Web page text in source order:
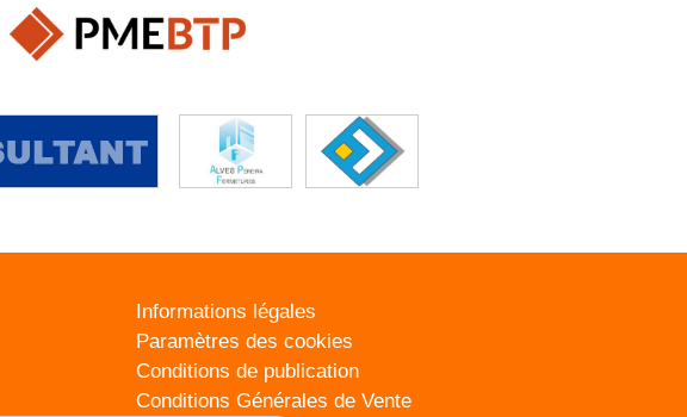
Informations légales
Paramètres des cookies
Conditions de publication
Conditions Générales de Vente